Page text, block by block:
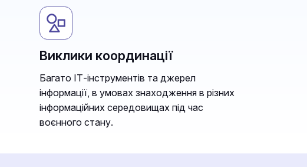
Виклики координації
Багато ІТ-інструментів та джерел
інформації, в умовах знаходження в різних
інформаційних середовищах під час
воєнного стану.